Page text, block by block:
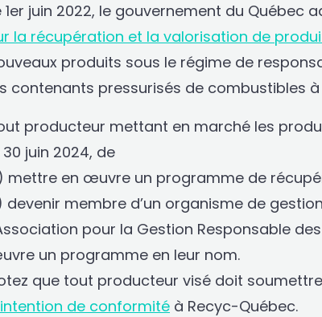
1er juin 2022, le gouvernement du
la récupération et la valorisation de
produits sous le régime de
contenants pressurisés de combustibles
producteur mettant en marché les
30 juin 2024, de
mettre en œuvre un programme de
devenir membre d’un organisme de
pour la Gestion Responsable
un programme en leur nom.
que tout producteur visé doit
de conformité à Recyc-Québec.